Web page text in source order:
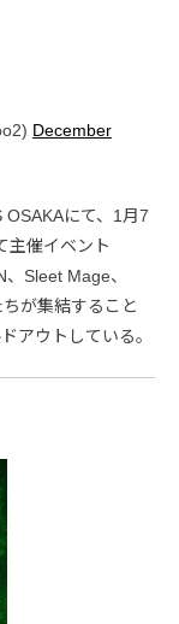
December
にて、1月7
主催イベント
Sleet Mage、
が集結すること
アウトしている。